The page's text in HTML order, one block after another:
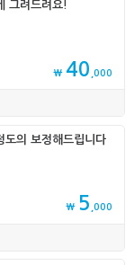
그려드려요!
₩ 40 ,000
도의 보정해드립니다
₩ 5 ,000